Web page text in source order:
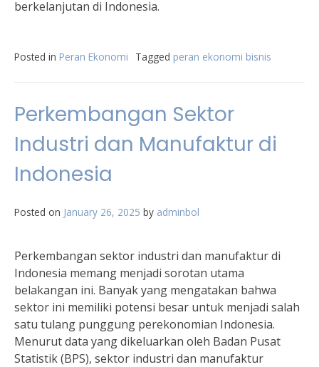
berkelanjutan di Indonesia.
Posted in Peran Ekonomi Tagged peran ekonomi bisnis
Perkembangan Sektor
Industri dan Manufaktur di
Indonesia
Posted on January 26, 2025 by adminbol
Perkembangan sektor industri dan manufaktur di
Indonesia memang menjadi sorotan utama
belakangan ini. Banyak yang mengatakan bahwa
sektor ini memiliki potensi besar untuk menjadi salah
satu tulang punggung perekonomian Indonesia.
Menurut data yang dikeluarkan oleh Badan Pusat
Statistik (BPS), sektor industri dan manufaktur